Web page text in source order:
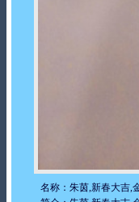
名称：朱茵,新春大吉,